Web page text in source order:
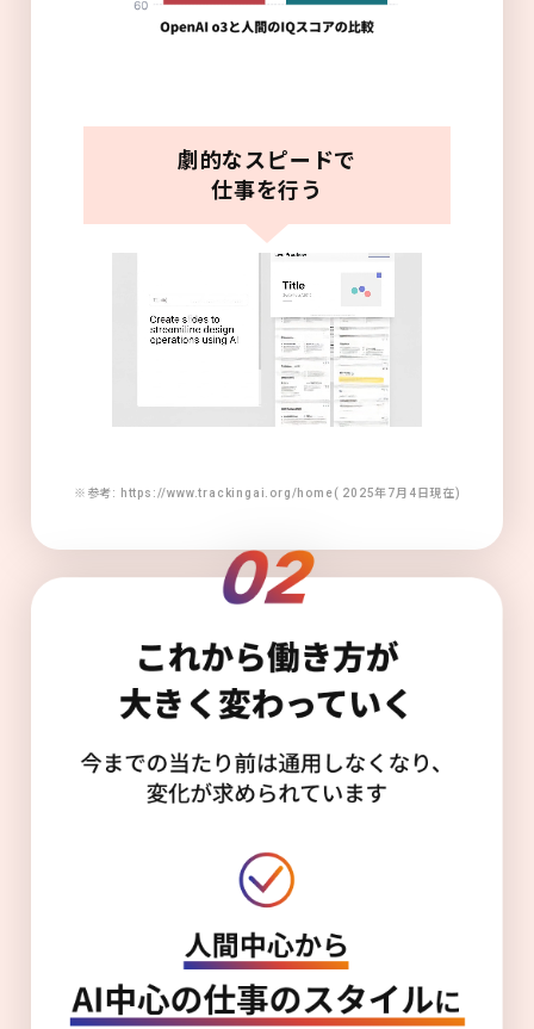
劇的なスピードで
仕事を行う
※参考: https://www.trackingai.org/home( 2025年7月4日現在)